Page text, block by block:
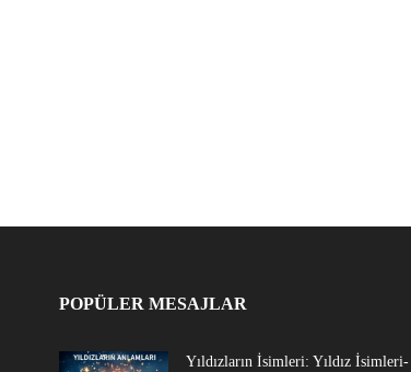
POPÜLER MESAJLAR
Yıldızların İsimleri: Yıldız İsimleri-